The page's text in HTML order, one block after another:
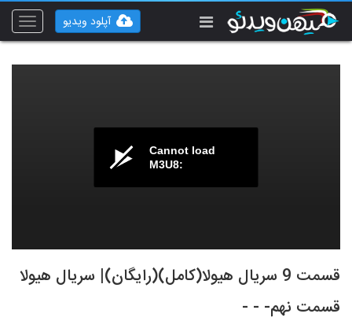
Toggle
آپلود ویدیو
Cannot load
M3U8:
قسمت 9 سریال هیولا(کامل)(رایگان)| سریال هیولا
قسمت نهم- - -